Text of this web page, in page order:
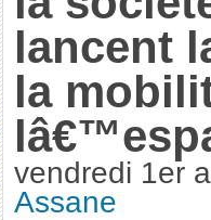
lancent
la
vendredi 1er
Assane